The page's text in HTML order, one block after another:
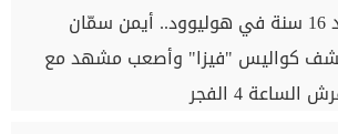
بعد 16 سنة في هوليوود.. أيمن سمّان
كواليس "فيزا" وأصعب مشهد مع
الساعة 4 الفجر